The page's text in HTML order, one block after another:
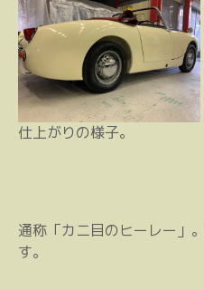
仕上がりの様子。
通称「カニ目のヒーレー」
す。